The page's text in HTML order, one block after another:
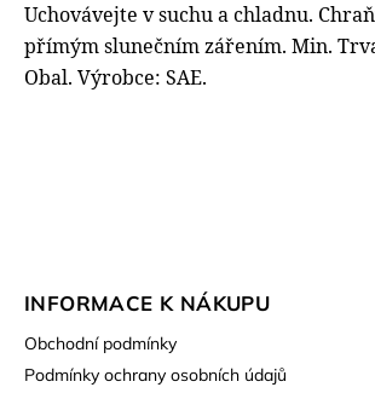
Uchovávejte v suchu a chladnu.
přímým slunečním zářením. Min.
Obal. Výrobce: SAE.
INFORMACE K NÁKUPU
Obchodní podmínky
Podmínky ochrany osobních údajů